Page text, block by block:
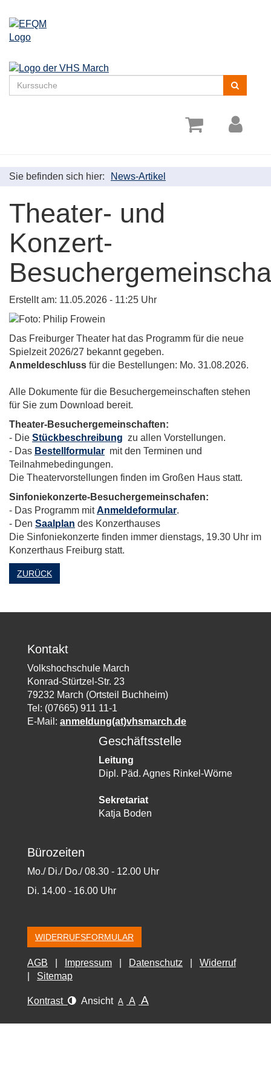
Kurse
suchen
Sie befinden sich hier: News-Artikel
Theater- und
Konzert-
Erstellt am: 11.05.2026 - 11:25 Uhr
Das Freiburger Theater hat das Programm für die neue
Spielzeit 2026/27 bekannt gegeben.
Anmeldeschluss für die Bestellungen: Mo. 31.08.2026.
Alle Dokumente für die Besuchergemeinschaften stehen
für Sie zum Download bereit.
Theater-Besuchergemeinschaften:
- Die Stückbeschreibung zu allen Vorstellungen.
- Das Bestellformular mit den Terminen und
Teilnahmebedingungen.
Die Theatervorstellungen finden im Großen Haus statt.
Sinfoniekonzerte-Besuchergemeinschafen:
- Das Programm mitAnmeldeformular.
- Den Saalplan des Konzerthauses
Die Sinfoniekonzerte finden immer dienstags, 19.30 Uhr im
Konzerthaus Freiburg statt.
ZURÜCK
Kontakt
Volkshochschule March
Konrad-Stürtzel-Str. 23
79232 March (Ortsteil Buchheim)
Tel: (07665) 911 11-1
E-Mail: anmeldung(at)vhsmarch.de
Geschäftsstelle
Leitung
Dipl. Päd. Agnes Rinkel-Wörne
Sekretariat
Katja Boden
Bürozeiten
Mo./ Di./ Do./ 08.30 - 12.00 Uhr
Di. 14.00 - 16.00 Uhr
WIDERRUFSFORMULAR
AGB Impressum Datenschutz
Widerruf
Sitemap
Kontrast Ansicht A A A